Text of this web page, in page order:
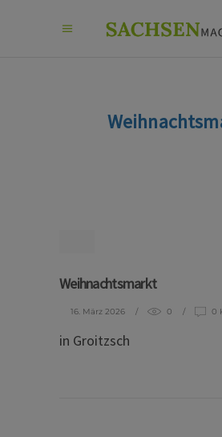
Weihnachtsmarkt
16. März 2026 0 0
in Groitzsch